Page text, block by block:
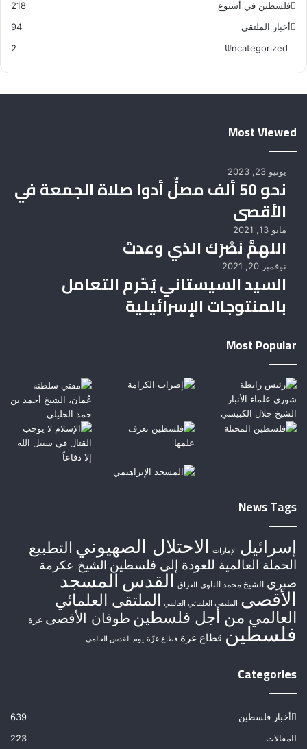
فلسطين في أسبوع
218
أخبار الملتقى
94
Uncategorized
2
Most Viewed
يونيو 23, 2023
نحو 50 ألف مصلٍّ أدوا صلاة الجمعة في
الأقصى
مايو 13, 2021
اللهمَّ نَصْرَك الذي وعدتَ
نوفمبر 20, 2021
السيد السيستاني يُحّرم التعامل
بالمنتوجات الإسرائيلية
Most Popular
News Tags
إسرائيل الإمارات الاحتلال الصهيوني التطبيع
الحملة العالمية للعودة إلى فلسطين الشيخ عكرمة
صبري
الشيخ محمد الناوي العراق القدس المسجد
الأقصى الملتقى العلمائي العالمي الملتقى العلمائي
العالمي من أجل فلسطين طوفان الأقصى غزة
فلسطين قطاع غزة قطاع غزّة يوم القدس العالمي
Categories
أخبار فلسطين
639
مقالات
223